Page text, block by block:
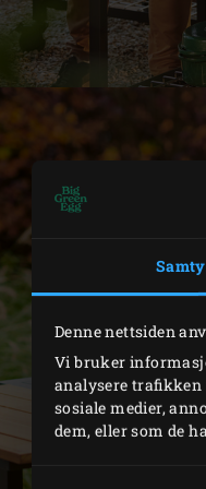
Denne nettsiden
Vi bruker
analysere trafikken
sosiale medier,
dem, eller som de